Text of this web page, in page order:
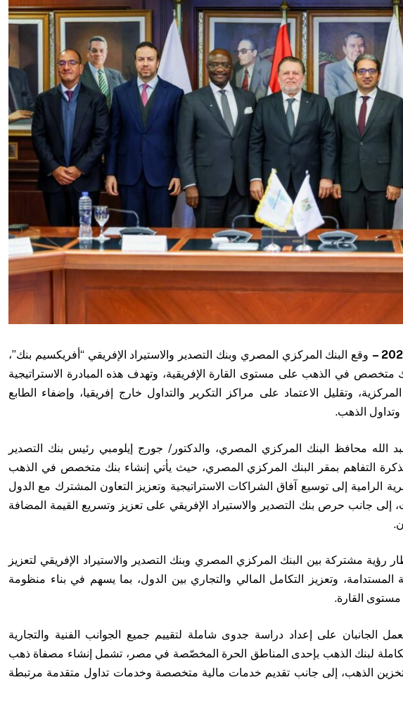
وقع البنك المركزي المصري وبنك التصدير والاستيراد الإفريقي “أفريكسيم بنك”،
متخصص في الذهب على مستوى القارة الإفريقية، وتهدف هذه المبادرة الاستراتيجية
وتقليل الاعتماد على مراكز التكرير والتداول خارج إفريقيا، وإضفاء الطابع
الذهب.
محافظ البنك المركزي المصري، والدكتور/ جورج إيلومبي رئيس بنك التصدير
مذكرة التفاهم بمقر البنك المركزي المصري، حيث يأتي إنشاء بنك متخصص في الذهب
الرامية إلى توسيع آفاق الشراكات الاستراتيجية وتعزيز التعاون المشترك مع الدول
إلى جانب حرص بنك التصدير والاستيراد الإفريقي على تعزيز وتسريع القيمة المضافة
رؤية مشتركة بين البنك المركزي المصري وبنك التصدير والاستيراد الإفريقي لتعزيز
المستدامة، وتعزيز التكامل المالي والتجاري بين الدول، بما يسهم في بناء منظومة
القارة.
الجانبان على إعداد دراسة جدوى شاملة لتقييم جميع الجوانب الفنية والتجارية
لبنك الذهب بإحدى المناطق الحرة المخصّصة في مصر، تشمل إنشاء مصفاة ذهب
الذهب، إلى جانب تقديم خدمات مالية متخصصة وخدمات تداول متقدمة مرتبطة